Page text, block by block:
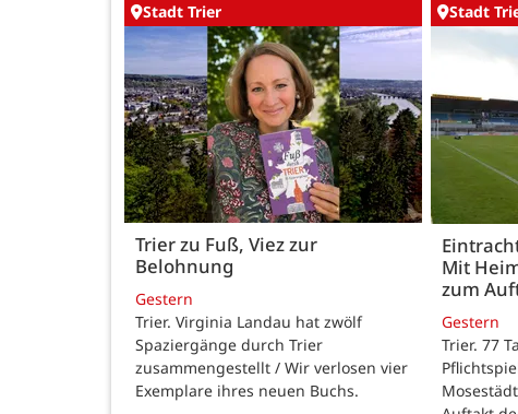
Stadt Trier
Trier zu Fuß, Viez zur
Belohnung
Gestern
Trier. Virginia Landau hat zwölf
Spaziergänge durch Trier
zusammengestellt / Wir verlosen vier
Exemplare ihres neuen Buchs.
Stadt
Mit
zum
Gestern
Trier. 77